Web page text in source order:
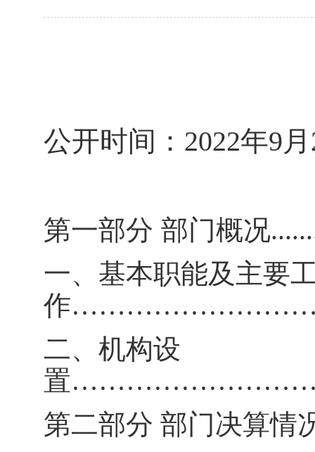
公开时间： 2022年9
第一部分 部门概况
一、基本职能及主要
作
二、机构设
置
第二部分 部门决算情